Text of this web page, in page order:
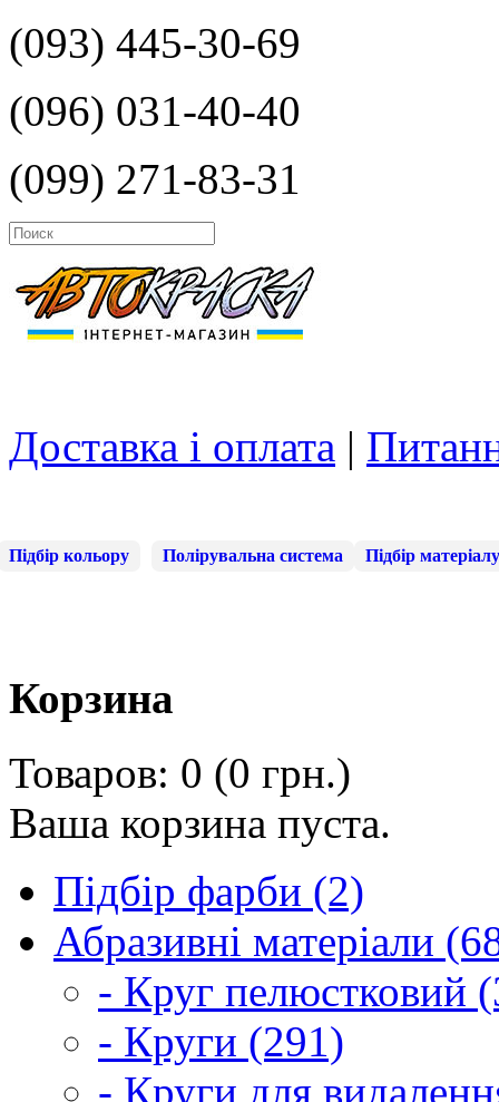
(093) 445-30-69
(096) 031-40-40
(099) 271-83-31
Доставка і оплата |
Підбір кольору Полірувальна система Підбір матеріалу
Корзина
Товаров: 0 (0 грн.)
Ваша корзина пуста.
Підбір фарби (2)
Абразивні матеріали
- Круг пелюстковий
- Круги (291)
- Круги для